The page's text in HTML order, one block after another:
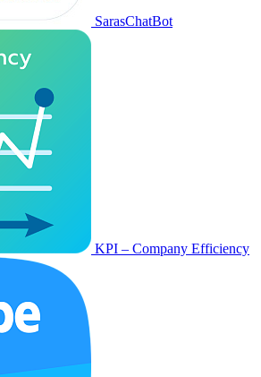
SarasChatBot
KPI – Company Efficiency